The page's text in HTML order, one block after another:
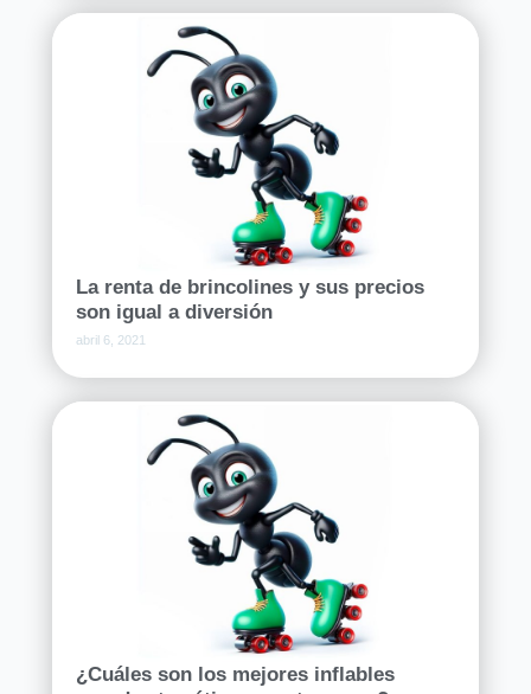
La renta de brincolines y sus precios
son igual a diversión
abril 6, 2021
¿Cuáles son los mejores inflables